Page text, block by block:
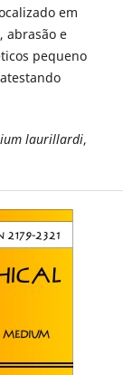
em
abrasão e
pequeno
laurillardi,